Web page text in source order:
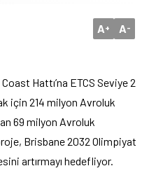
A+ A-
Hattı’na ETCS Seviye 2
için 214 milyon Avroluk
69 milyon Avroluk
Brisbane 2032 Olimpiyat
artırmayı hedefliyor.